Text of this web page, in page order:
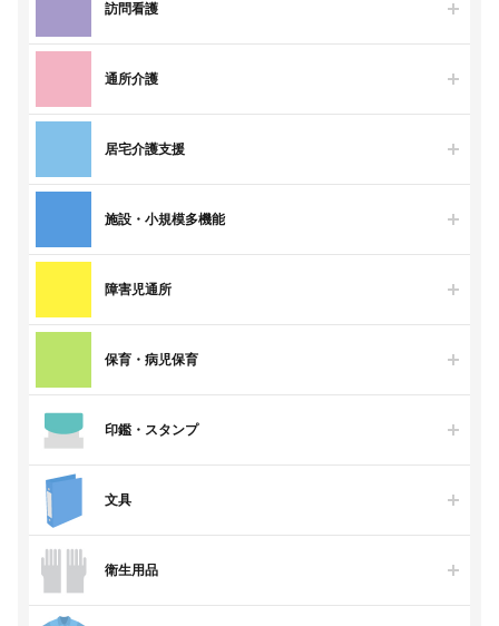
訪問看護
通所介護
居宅介護支援
施設・小規模多機能
障害児通所
保育・病児保育
印鑑・スタンプ
文具
衛生用品